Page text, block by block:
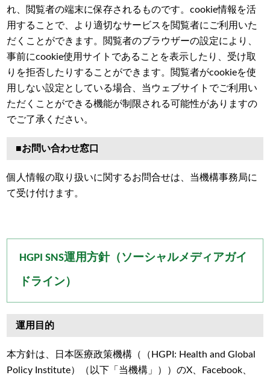
れ、閲覧者の端末に保存されるものです。cookie情報を活
用することで、より適切なサービスを閲覧者にご利用いた
だくことができます。閲覧者のブラウザーの設定により、
事前にcookie使用サイトであることを表示したり、受け取
りを拒否したりすることができます。閲覧者がcookieを使
用しない設定としている場合、当ウェブサイトでご利用い
ただくことができる機能が制限される可能性がありますの
でご了承ください。
■お問い合わせ窓口
個人情報の取り扱いに関するお問合せは、当機構事務局に
て受け付けます。
HGPI SNS運用方針（ソーシャルメディアガイ
ドライン）
運用目的
本方針は、日本医療政策機構（（HGPI: Health and Global
Policy Institute）（以下「当機構」））のX、Facebook、